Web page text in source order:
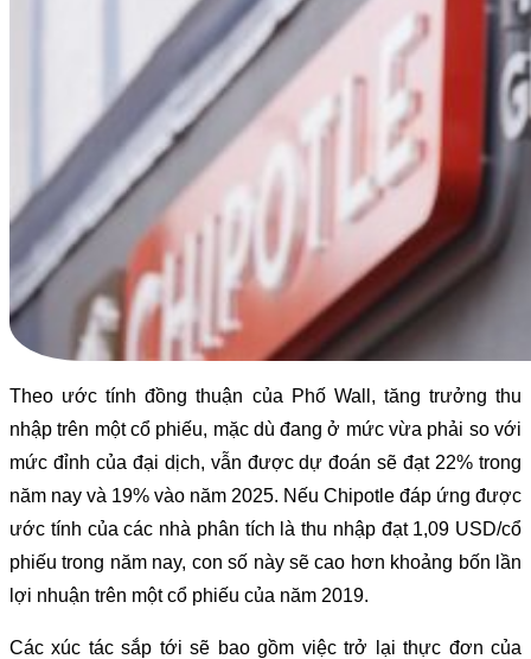
Theo ước tính đồng thuận của Phố Wall, tăng trưởng thu
nhập trên một cổ phiếu, mặc dù đang ở mức vừa phải so với
mức đỉnh của đại dịch, vẫn được dự đoán sẽ đạt 22% trong
năm nay và 19% vào năm 2025. Nếu Chipotle đáp ứng được
ước tính của các nhà phân tích là thu nhập đạt 1,09 USD/cổ
phiếu trong năm nay, con số này sẽ cao hơn khoảng bốn lần
lợi nhuận trên một cổ phiếu của năm 2019.
Các xúc tác sắp tới sẽ bao gồm việc trở lại thực đơn của